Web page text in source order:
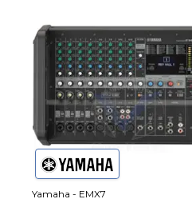
Yamaha - EMX7